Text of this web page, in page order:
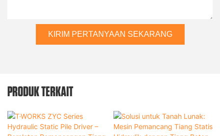
KIRIM PERTANYAAN SEKARANG
PRODUK TERKAIT